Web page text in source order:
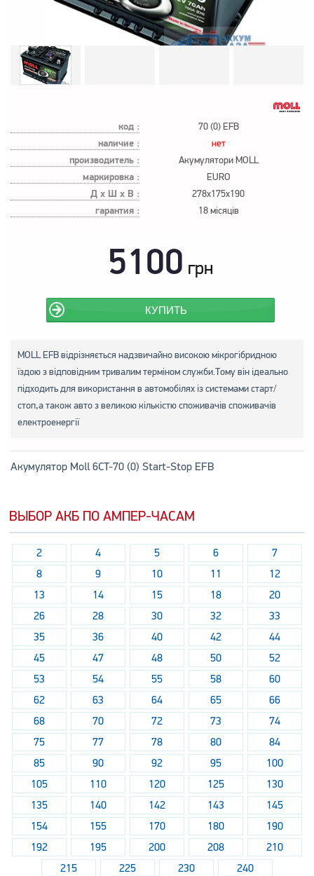
код : 70 (0) EFB
наличие : нет
производитель : Акумулятори MOLL
маркировка : EURO
Д х Ш х В : 278x175x190
гарантия : 18 місяців
5100 грн
КУПИТЬ
MOLL EFB відрізняється надзвичайно високою мікрогібридною
їздою з відповідним тривалим терміном служби.Тому він ідеально
підходить для використання в автомобілях із системами старт/
стоп,а також авто з великою кількістю споживачів споживачів
електроенергії
Акумулятор Moll 6CT-70 (0) Start-Stop EFB
ВЫБОР АКБ ПО АМПЕР-ЧАСАМ
2 4 5 6
7
8
9 10 11
12
13
14 15 18
20
26
28 30 32
33
35
36 40 42
44
45
47 48 50
52
53
54 55 58
60
62
63 64 65
66
68
70 72 73
74
75
77 78 80
84
85
90 92 95
100
105
110 120 125
130
135
140 142 143
145
154
155 170 180
190
192
195 200 208
210
215
225 230 240